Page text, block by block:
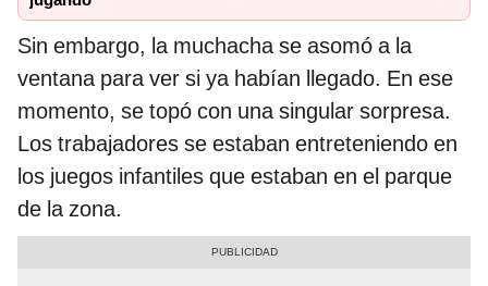
Sin embargo, la muchacha se asomó a la
ventana para ver si ya habían llegado. En ese
momento, se topó con una singular sorpresa.
Los trabajadores se estaban entreteniendo en
los juegos infantiles que estaban en el parque
de la zona.